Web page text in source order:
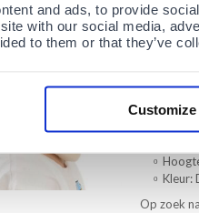
and ads, to provide
with our social media,
to them or that they’ve
Customize
Morsa
werk en
Kleur:
Op zoek